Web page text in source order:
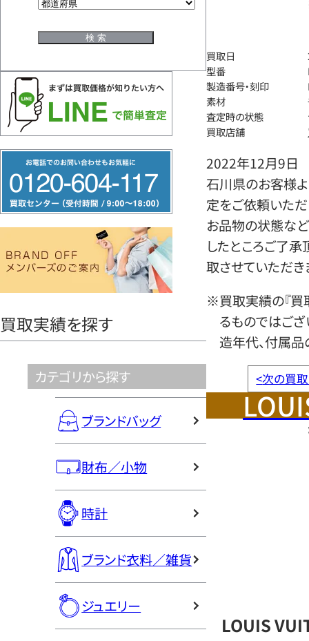
リ
ー
ヤ
買取実績を探す
カテゴリから探す
ブランドバッグ
財布／小物
時計
ブランド衣料／雑貨
ジュエリー
買取日
型番
製造番号・刻印
素材
査定時の状態
買取店舗
2022年12月9日
石川県のお客様よ
定をご依頼いただ
お品物の状態など
したところご了
取させていただき
※買取実績の『買
るものではござ
造年代、付属品
<次の買
LOUIS